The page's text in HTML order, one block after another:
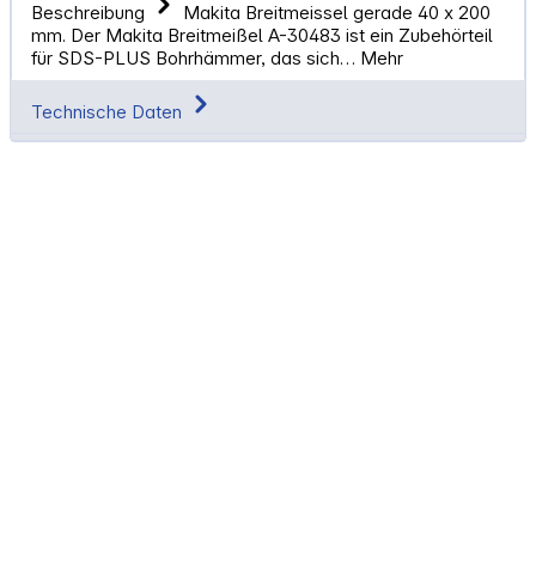
Beschreibung
Makita Breitmeissel gerade 40 x 200
mm. Der Makita Breitmeißel A-30483 ist ein Zubehörteil
für SDS-PLUS Bohrhämmer, das sich… Mehr
Technische Daten